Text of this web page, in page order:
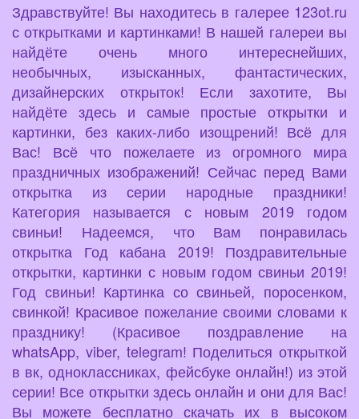
Здравствуйте! Вы находитесь в галерее 123ot.ru
с открытками и картинками! В нашей галереи вы
найдёте очень много интереснейших,
необычных, изысканных, фантастических,
дизайнерских открыток! Если захотите, Вы
найдёте здесь и самые простые открытки и
картинки, без каких-либо изощрений! Всё для
Вас! Всё что пожелаете из огромного мира
праздничных изображений! Сейчас перед Вами
открытка из серии народные праздники!
Категория называется с новым 2019 годом
свиньи! Надеемся, что Вам понравилась
открытка Год кабана 2019! Поздравительные
открытки, картинки с новым годом свиньи 2019!
Год свиньи! Картинка со свиньей, поросенком,
свинкой! Красивое пожелание своими словами к
празднику! (Красивое поздравление на
whatsApp, viber, telegram! Поделиться открыткой
в вк, одноклассниках, фейсбуке онлайн!) из этой
серии! Все открытки здесь онлайн и они для Вас!
Вы можете бесплатно скачать их в высоком